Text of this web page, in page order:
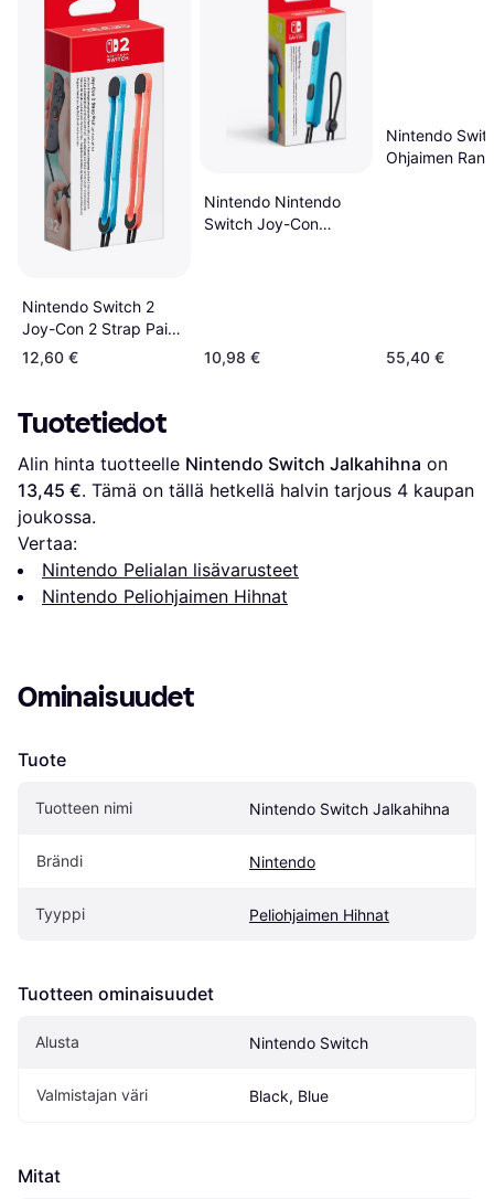
Nintendo Switch 2
Joy-Con 2 Strap Pair -
Light Blue/Light Red
12,60 €
Nintendo Nintendo
Switch Joy-Con
10,98 €
Nintendo
Ohjaimen
55,40 €
Tuotetiedot
Alin hinta tuotteelle Nintendo Switch Jalkahihna
13,45 €. Tämä on tällä hetkellä halvin tarjous 4 kaupan
joukossa.
Vertaa:
Nintendo Pelialan lisävarusteet
Nintendo Peliohjaimen Hihnat
Ominaisuudet
Tuote
Tuotteen nimi Nintendo Switch Jalkahihna
Brändi Nintendo
Tyyppi Peliohjaimen Hihnat
Tuotteen ominaisuudet
Alusta Nintendo Switch
Valmistajan väri Black, Blue
Mitat